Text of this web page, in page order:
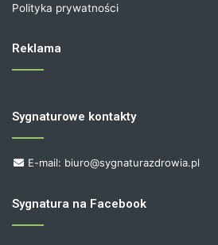
Polityka prywatności
Reklama
Sygnaturowe kontakty
E-mail: biuro@sygnaturazdrowia.pl
Sygnatura na Facebook